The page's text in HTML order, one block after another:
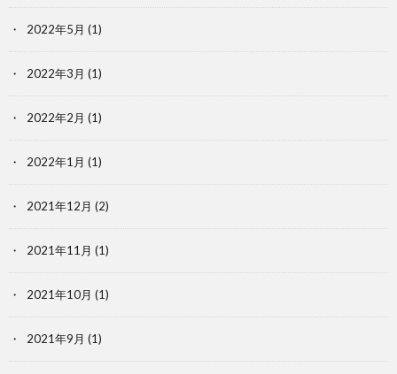
2022年5月 (1)
2022年3月 (1)
2022年2月 (1)
2022年1月 (1)
2021年12月 (2)
2021年11月 (1)
2021年10月 (1)
2021年9月 (1)